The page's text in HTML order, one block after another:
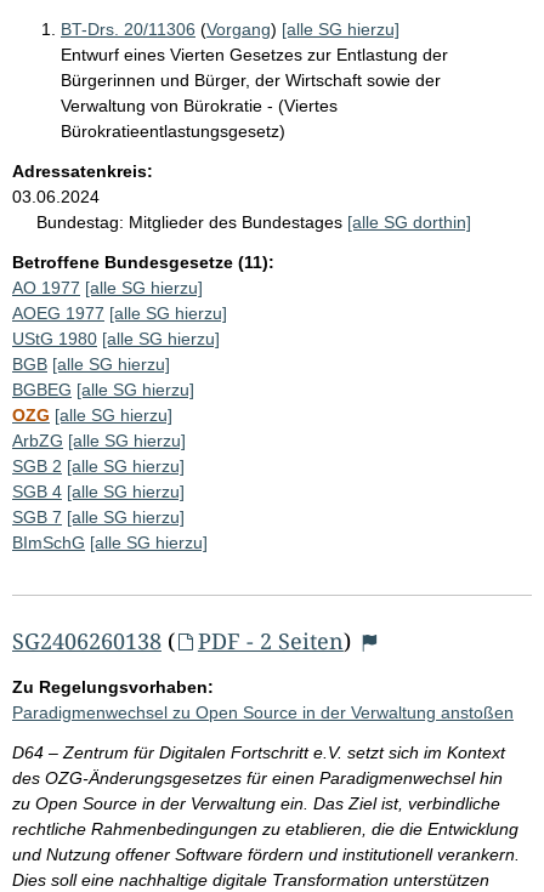
BT-Drs. 20/11306 (Vorgang) [alle SG hierzu]
Entwurf eines Vierten Gesetzes zur Entlastung der
Bürgerinnen und Bürger, der Wirtschaft sowie der
Verwaltung von Bürokratie - (Viertes
Bürokratieentlastungsgesetz)
Adressatenkreis:
03.06.2024
Bundestag: Mitglieder des Bundestages [alle SG dorthin]
Betroffene Bundesgesetze (11):
AO 1977 [alle SG hierzu]
AOEG 1977 [alle SG hierzu]
UStG 1980 [alle SG hierzu]
BGB [alle SG hierzu]
BGBEG [alle SG hierzu]
OZG [alle SG hierzu]
ArbZG [alle SG hierzu]
SGB 2 [alle SG hierzu]
SGB 4 [alle SG hierzu]
SGB 7 [alle SG hierzu]
BImSchG [alle SG hierzu]
SG2406260138 ( PDF - 2 Seiten)
Zu Regelungsvorhaben:
Paradigmenwechsel zu Open Source in der Verwaltung anstoßen
D64 – Zentrum für Digitalen Fortschritt e.V. setzt sich im Kontext
des OZG-Änderungsgesetzes für einen Paradigmenwechsel hin
zu Open Source in der Verwaltung ein. Das Ziel ist, verbindliche
rechtliche Rahmenbedingungen zu etablieren, die die Entwicklung
und Nutzung offener Software fördern und institutionell verankern.
Dies soll eine nachhaltige digitale Transformation unterstützen